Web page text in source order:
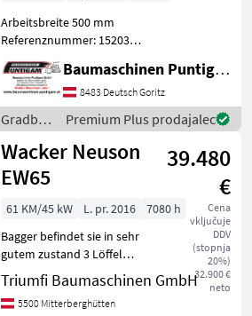
Arbeitsbreite 500 mm
Referenznummer: 15203
GmbH Unser Spezialgebiet:
Ankauf - Verkauf -
Vermietung von
Baumaschinen Besuchen
Sie unsere Bau
Baumaschinen Puntigam GmbH
8483 Deutsch Goritz
Gradbeni
stroji /
Wacker
Neuson
Premium Plus prodajalec
Wacker Neuson
EW65
39.480
€
Cena
vključuje
DDV
(stopnja
20%)
32.900 €
neto
61 KM/45 kW L. pr. 2016
7080 h
Bagger befindet sie in sehr
gutem zustand 3 Löffel
Powertilt Eintausch
möglich Gradbeni stroji
Mobilni bager
Triumfi Baumaschinen GmbH
5500 Mitterberghütten